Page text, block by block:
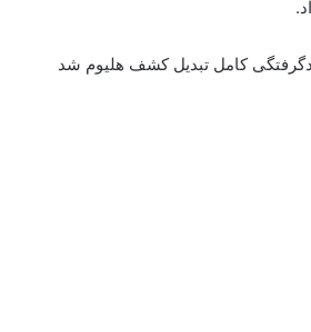
کامل تبدیل کشف هلیوم شد